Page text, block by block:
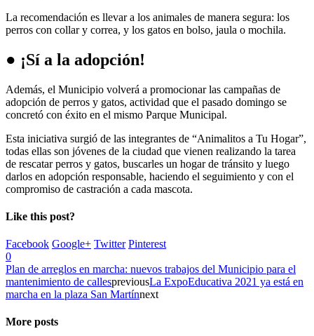
La recomendación es llevar a los animales de manera segura: los
perros con collar y correa, y los gatos en bolso, jaula o mochila.
● ¡Sí a la adopción!
Además, el Municipio volverá a promocionar las campañas de
adopción de perros y gatos, actividad que el pasado domingo se
concretó con éxito en el mismo Parque Municipal.
Esta iniciativa surgió de las integrantes de “Animalitos a Tu Hogar”,
todas ellas son jóvenes de la ciudad que vienen realizando la tarea
de rescatar perros y gatos, buscarles un hogar de tránsito y luego
darlos en adopción responsable, haciendo el seguimiento y con el
compromiso de castración a cada mascota.
Like this post?
Facebook Google+ Twitter Pinterest
0
Plan de arreglos en marcha: nuevos trabajos del Municipio para el
mantenimiento de callespreviousLa ExpoEducativa 2021 ya está en
marcha en la plaza San Martínnext
More posts